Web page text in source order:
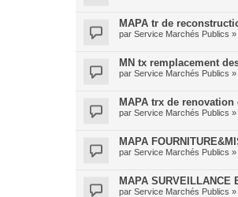
MAPA tr de
par Service Marchés Publics »
MN tx remplacement
par Service Marchés Publics »
MAPA trx de
par Service Marchés Publics »
MAPA
par Service Marchés Publics »
MAPA SURVEILLANCE
par Service Marchés Publics »